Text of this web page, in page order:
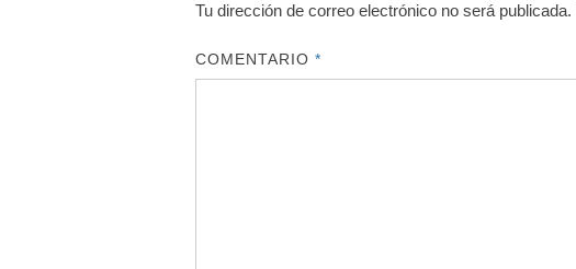
Tu dirección de correo electrónico no será publicada.
COMENTARIO*